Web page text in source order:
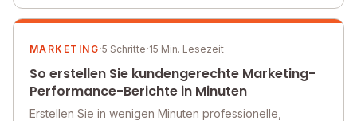
MARKETING·5 Schritte·15 Min. Lesezeit
So erstellen Sie kundengerechte Marketing-
Performance-Berichte in Minuten
Erstellen Sie in wenigen Minuten professionelle,